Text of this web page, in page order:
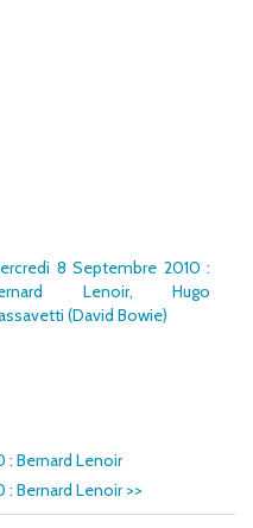
8 Septembre 2010 :
Lenoir, Hugo
(David Bowie)
: Bernard Lenoir
: Bernard Lenoir>>